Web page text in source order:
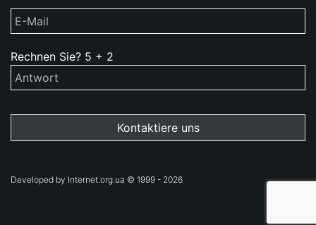
Rechnen Sie? 5 + 2
Developed by Internet.org.ua © 1999 - 2026